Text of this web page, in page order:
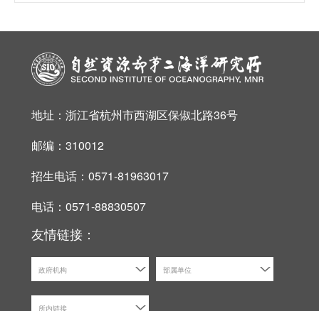
地址：浙江省杭州市西湖区保俶北路36号
邮编：310012
招生电话：0571-81963017
电话：0571-88830507
友情链接：
政府机构 部属单位
所内链接